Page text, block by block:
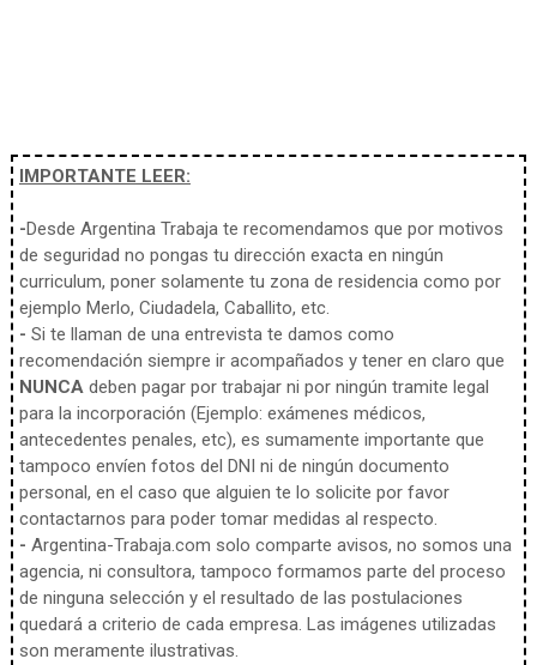
IMPORTANTE LEER:
-Desde Argentina Trabaja te recomendamos que por motivos
de seguridad no pongas tu dirección exacta en ningún
curriculum, poner solamente tu zona de residencia como por
ejemplo Merlo, Ciudadela, Caballito, etc.
- Si te llaman de una entrevista te damos como
recomendación siempre ir acompañados y tener en claro que
NUNCAdeben pagar por trabajar ni por ningún tramite legal
para la incorporación (Ejemplo: exámenes médicos,
antecedentes penales, etc), es sumamente importante que
tampoco envíen fotos del DNI ni de ningún documento
personal, en el caso que alguien te lo solicite por favor
contactarnos para poder tomar medidas al respecto.
- Argentina-Trabaja.com solo comparte avisos, no somos una
agencia, ni consultora, tampoco formamos parte del proceso
de ninguna selección y el resultado de las postulaciones
quedará a criterio de cada empresa. Las imágenes utilizadas
son meramente ilustrativas.